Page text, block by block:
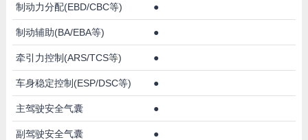
制动力分配(EBD/CBC等) ●
制动辅助(BA/EBA等) ●
牵引力控制(ARS/TCS等) ●
车身稳定控制(ESP/DSC等) ●
主驾驶安全气囊 ●
副驾驶安全气囊 ●